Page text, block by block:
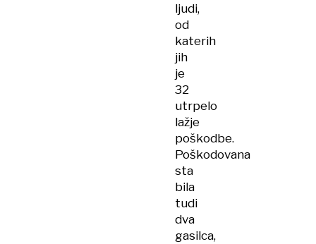
ljudi,
od
katerih
jih
je
32
utrpelo
lažje
poškodbe.
Poškodovana
sta
bila
tudi
dva
gasilca,